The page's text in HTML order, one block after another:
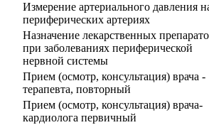
Измерение артериального давления
периферических артериях
Назначение лекарственных
при заболеваниях периферической
нервной системы
Прием (осмотр, консультация) врача -
терапевта, повторный
Прием (осмотр, консультация) врача-
кардиолога первичный